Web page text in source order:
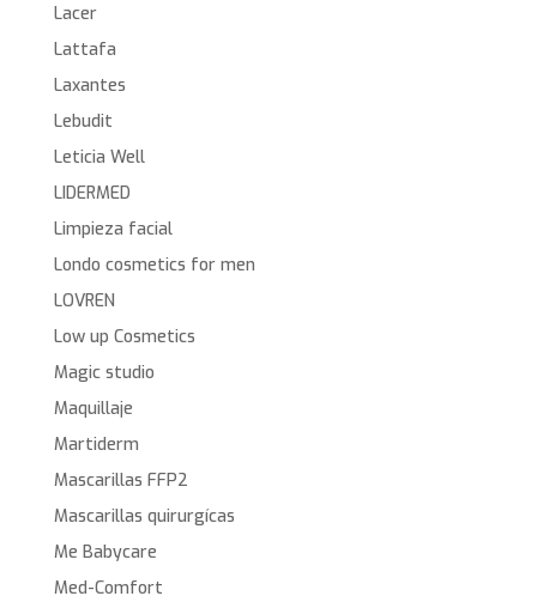
Lacer
Lattafa
Laxantes
Lebudit
Leticia Well
LIDERMED
Limpieza facial
Londo cosmetics for men
LOVREN
Low up Cosmetics
Magic studio
Maquillaje
Martiderm
Mascarillas FFP2
Mascarillas quirurgícas
Me Babycare
Med-Comfort